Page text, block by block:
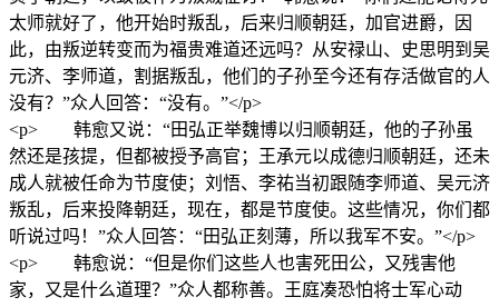
太师就好了，他开始时叛乱，后来归顺朝廷，加官进爵，因
此，由叛逆转变而为福贵难道还远吗？从安禄山、史思明到吴
元济、李师道，割据叛乱，他们的子孙至今还有存活做官的人
没有？”众人回答：“没有。”</p>
<p> 韩愈又说：“田弘正举魏博以归顺朝廷，他的子孙虽
然还是孩提，但都被授予高官；王承元以成德归顺朝廷，还未
成人就被任命为节度使；刘悟、李祐当初跟随李师道、吴元济
叛乱，后来投降朝廷，现在，都是节度使。这些情况，你们都
听说过吗！”众人回答：“田弘正刻薄，所以我军不安。”</p>
<p> 韩愈说：“但是你们这些人也害死田公，又残害他
家，又是什么道理？”众人都称善。王庭凑恐怕将士军心动